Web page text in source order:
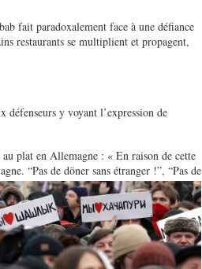
fait paradoxalement face à une défiance
restaurants se multiplient et propagent,
y voyant l’expression de
plat en Allemagne : « En raison de cette
“Pas de döner sans étranger !”, “Pas de